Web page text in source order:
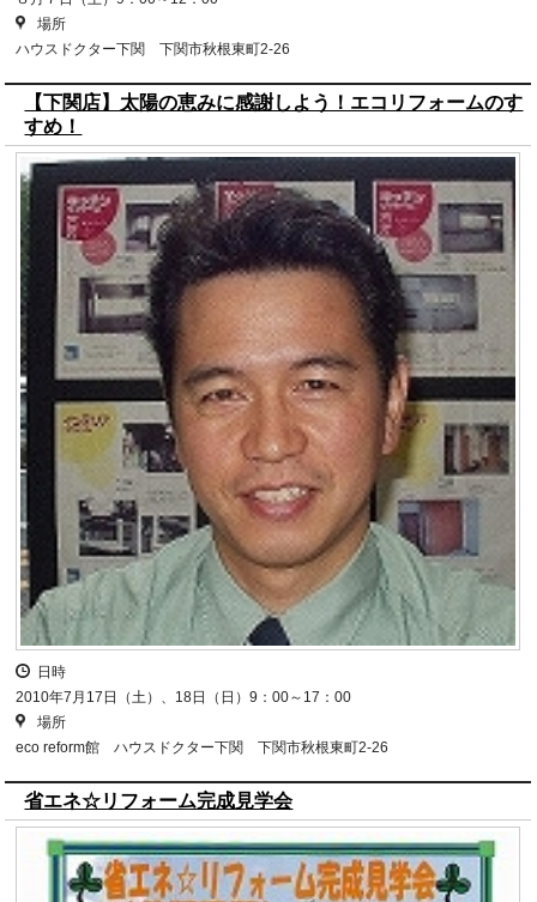
場所
ハウスドクター下関 下関市秋根東町2-26
【下関店】太陽の恵みに感謝しよう！エコリフォームのす
すめ！
日時
2010年7月17日（土）、18日（日）9：00～17：00
場所
eco reform館 ハウスドクター下関 下関市秋根東町2-26
省エネ☆リフォーム完成見学会